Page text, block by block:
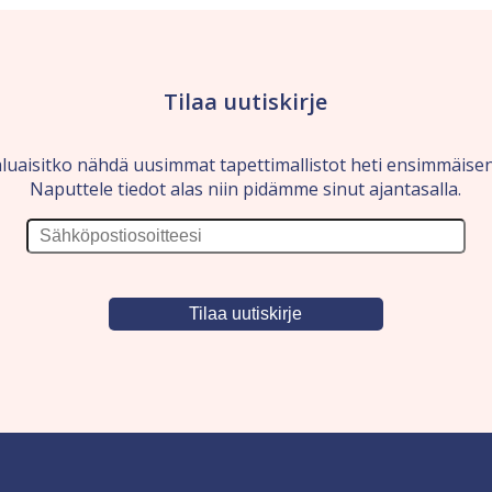
Tilaa uutiskirje
nähdä uusimmat tapettimallistot heti
Naputtele tiedot alas niin pidämme sinut ajantasalla.